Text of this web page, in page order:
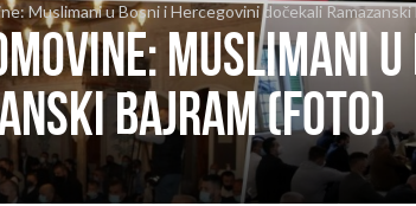
Muslimani u Bosni i Hercegovini dočekali Ramazanski
Muslimani
bajram (FOTO)